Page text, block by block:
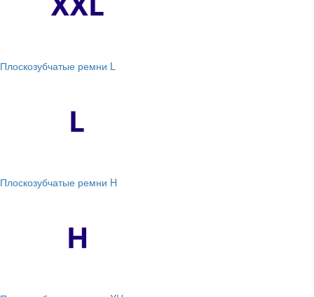
Плоскозубчатые ремни L
Плоскозубчатые ремни H